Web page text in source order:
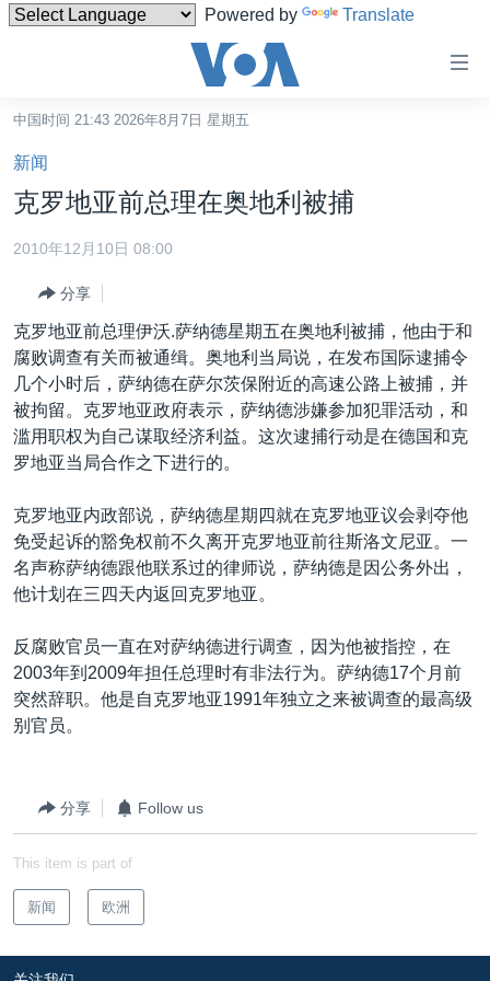
Powered by Translate
碍
链
跳
转
容
跳
到
导
航
转
港澳
国际
最新国际新闻
印太
中东
非洲
美洲
分类新闻
经济·金融·贸易
人权·法律·宗教
军事
劳工
美中关系
热点专题
国会报道
美中关系
埃博拉疫情
美国之音专访
重要讲话与声明
南中国海争端
关注新疆
VOA今日焦点
中文广播
关注我们
中国时间 21:43 2026年8月7日 星期五
新闻
克罗地亚前总理在奥地利被捕
2010年12月10日 08:00
分享
克罗地亚前总理伊沃.萨纳德星期五在奥地利被捕，他由于和
腐败调查有关而被通缉。奥地利当局说，在发布国际逮捕令
几个小时后，萨纳德在萨尔茨保附近的高速公路上被捕，并
被拘留。克罗地亚政府表示，萨纳德涉嫌参加犯罪活动，和
滥用职权为自己谋取经济利益。这次逮捕行动是在德国和克
罗地亚当局合作之下进行的。
克罗地亚内政部说，萨纳德星期四就在克罗地亚议会剥夺他
免受起诉的豁免权前不久离开克罗地亚前往斯洛文尼亚。一
名声称萨纳德跟他联系过的律师说，萨纳德是因公务外出，
他计划在三四天内返回克罗地亚。
反腐败官员一直在对萨纳德进行调查，因为他被指控，在
2003年到2009年担任总理时有非法行为。萨纳德17个月前
突然辞职。他是自克罗地亚1991年独立之来被调查的最高级
别官员。
分享 Follow us
This item is part of
新闻 欧洲